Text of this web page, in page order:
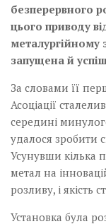
безперервного
цього приводу
металургійному
запущена й
За словами її
Асоціації
середині
удалося зробити
Усунувши кілька
метал на
розливу, і якість
Установка була